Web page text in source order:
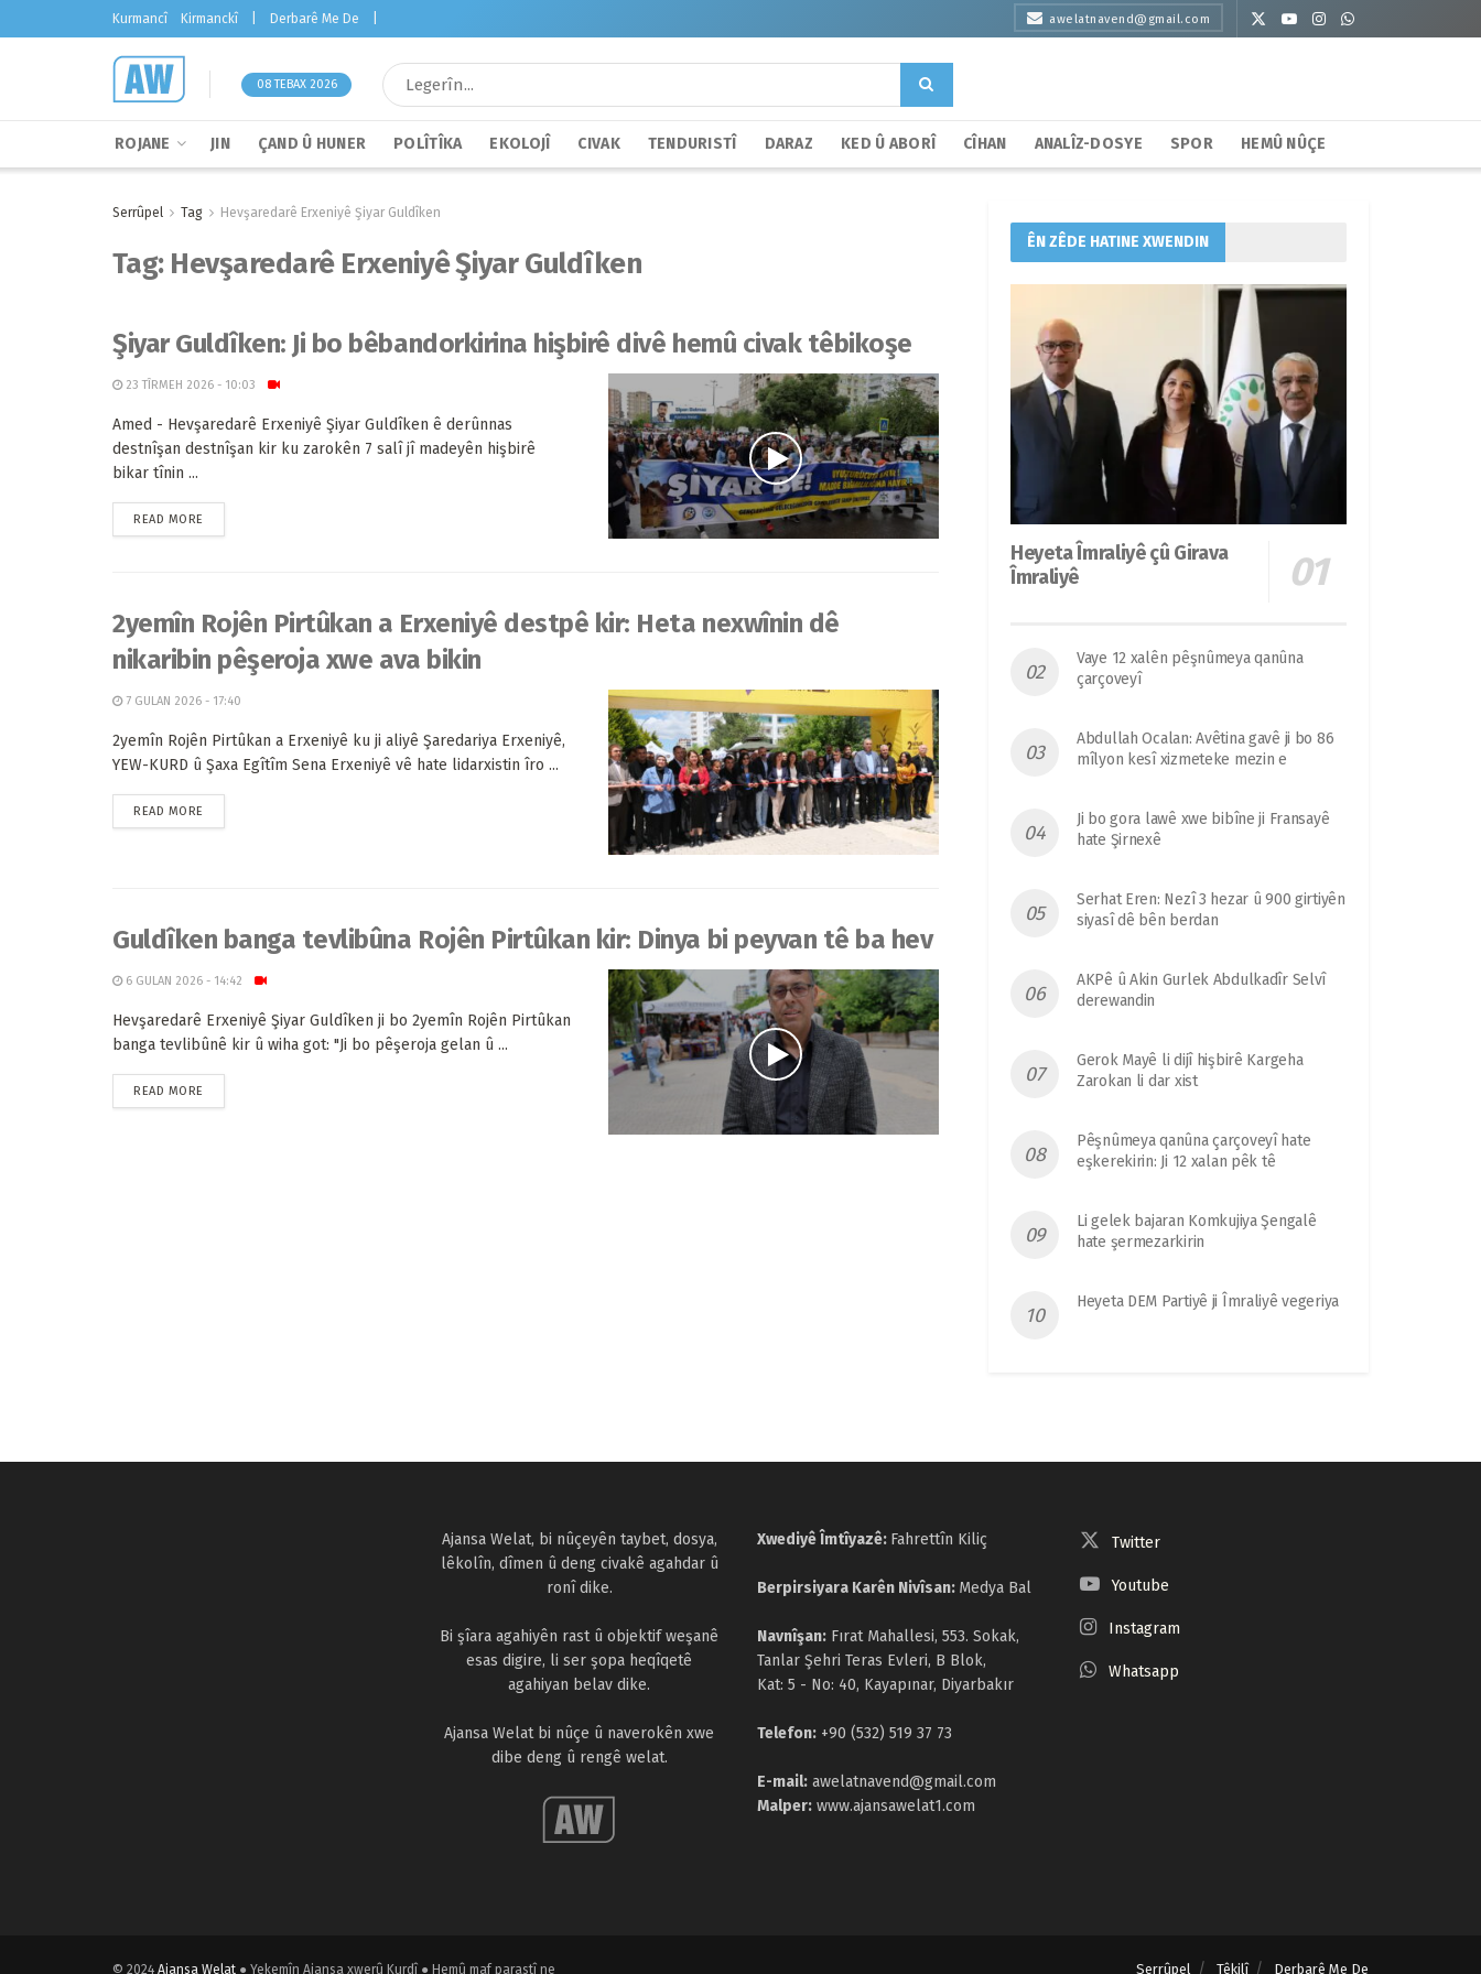
Kurmancî Kirmanckî Derbarê Me De awelatnavend@gmail.com
08 TEBAX 2026
ROJANE JIN ÇAND Û HUNER POLÎTÎKA EKOLOJÎ CIVAK TENDURISTÎ DARAZ KED Û ABORÎ CÎHAN ANALÎZ-DOSYE SPOR HEMÛ NÛÇE
Serrûpel Tag Hevşaredarê Erxeniyê Şiyar Guldîken
Tag: Hevşaredarê Erxeniyê Şiyar Guldîken
Şiyar Guldîken: Ji bo bêbandorkirina hişbirê divê hemû civak têbikoşe
23 TÎRMEH 2026 - 10:03
Amed - Hevşaredarê Erxeniyê Şiyar Guldîken ê derûnnas
destnîşan destnîşan kir ku zarokên 7 salî jî madeyên hişbirê
bikar tînin ...
READ MORE
2yemîn Rojên Pirtûkan a Erxeniyê destpê kir: Heta nexwînin dê
nikaribin pêşeroja xwe ava bikin
7 GULAN 2026 - 17:40
2yemîn Rojên Pirtûkan a Erxeniyê ku ji aliyê Şaredariya Erxeniyê,
YEW-KURD û Şaxa Egîtîm Sena Erxeniyê vê hate lidarxistin îro ...
READ MORE
Guldîken banga tevlibûna Rojên Pirtûkan kir: Dinya bi peyvan tê ba hev
6 GULAN 2026 - 14:42
Hevşaredarê Erxeniyê Şiyar Guldîken ji bo 2yemîn Rojên Pirtûkan
banga tevlibûnê kir û wiha got: "Ji bo pêşeroja gelan û ...
READ MORE
ÊN ZÊDE HATINE XWENDIN
Heyeta Îmraliyê çû Girava
Îmraliyê
Vaye 12 xalên pêşnûmeya qanûna
çarçoveyî
Abdullah Ocalan: Avêtina gavê ji bo 86
mîlyon kesî xizmeteke mezin e
Ji bo gora lawê xwe bibîne ji Fransayê
hate Şirnexê
Serhat Eren: Nezî 3 hezar û 900 girtiyên
siyasî dê bên berdan
AKPê û Akin Gurlek Abdulkadîr Selvî
derewandin
Gerok Mayê li dijî hişbirê Kargeha
Zarokan li dar xist
Pêşnûmeya qanûna çarçoveyî hate
eşkerekirin: Ji 12 xalan pêk tê
Li gelek bajaran Komkujiya Şengalê
hate şermezarkirin
Heyeta DEM Partiyê ji Îmraliyê vegeriya
Ajansa Welat, bi nûçeyên taybet, dosya,
lêkolîn, dîmen û deng civakê agahdar û
ronî dike.
Bi şîara agahiyên rast û objektif weşanê
esas digire, li ser şopa heqîqetê
agahiyan belav dike.
Ajansa Welat bi nûçe û naverokên xwe
dibe deng û rengê welat.
Xwediyê Îmtîyazê: Fahrettîn Kiliç
Berpirsiyara Karên Nivîsan: Medya Bal
Navnîşan: Fırat Mahallesi, 553. Sokak,
Tanlar Şehri Teras Evleri, B Blok,
Kat: 5 - No: 40, Kayapınar, Diyarbakır
Telefon: +90 (532) 519 37 73
E-mail: awelatnavend@gmail.com
Malper: www.ajansawelat1.com
Twitter
Youtube
Instagram
Whatsapp
Serrûpel Têkilî Derbarê Me De
© 2024 Ajansa Welat ● Yekemîn Ajansa xwerû Kurdî ● Hemû maf parastî ne